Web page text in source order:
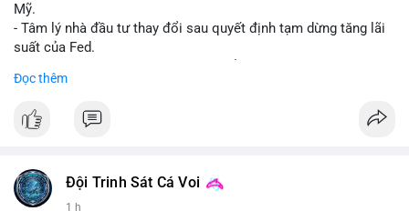
Mỹ.
- Tâm lý nhà đầu tư thay đổi sau quyết định tạm dừng tăng lãi
suất của Fed.
theo.
#bitcoin #btc #cryptonews
#vlikevn #titanbot
Đọc thêm
Đội Trinh Sát Cá Voi
1 h